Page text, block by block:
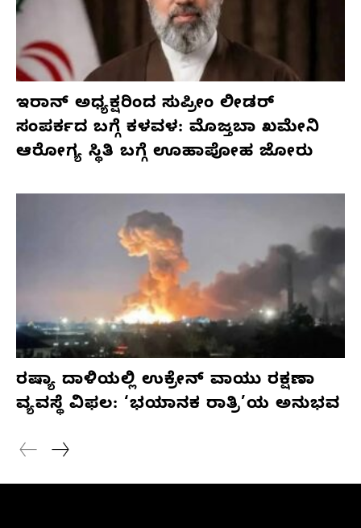
ಇರಾನ್ ಅಧ್ಯಕ್ಷರಿಂದ ಸುಪ್ರೀಂ ಲೀಡರ್
ಸಂಪರ್ಕದ ಬಗ್ಗೆ ಕಳವಳ: ಮೊಜ್ತಬಾ ಖಮೇನಿ
ಆರೋಗ್ಯ ಸ್ಥಿತಿ ಬಗ್ಗೆ ಊಹಾಪೋಹ ಜೋರು
ರಷ್ಯಾ ದಾಳಿಯಲ್ಲಿ ಉಕ್ರೇನ್ ವಾಯು ರಕ್ಷಣಾ
ವ್ಯವಸ್ಥೆ ವಿಫಲ: ‘ಭಯಾನಕ ರಾತ್ರಿ’ಯ ಅನುಭವ